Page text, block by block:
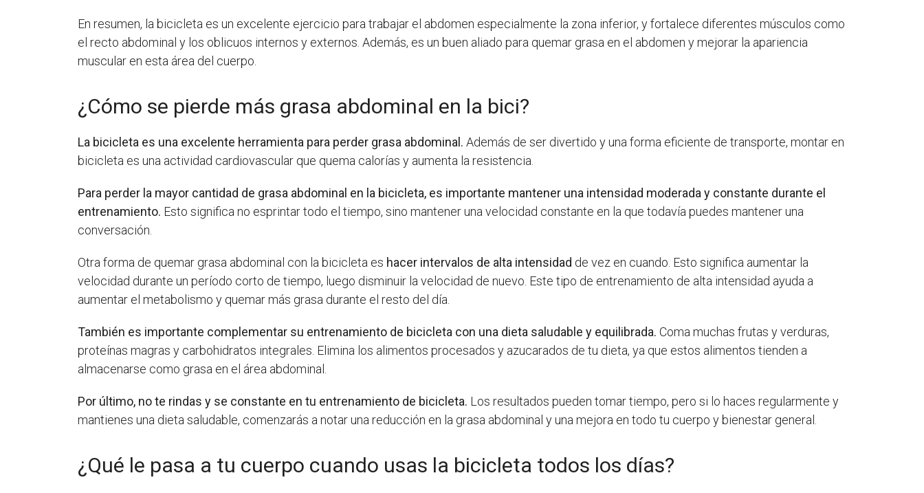
En resumen, la bicicleta es un excelente ejercicio para trabajar el abdomen especialmente la zona inferior, y fortalece diferentes músculos como
el recto abdominal y los oblicuos internos y externos. Además, es un buen aliado para quemar grasa en el abdomen y mejorar la apariencia
muscular en esta área del cuerpo.
¿Cómo se pierde más grasa abdominal en la bici?
La bicicleta es una excelente herramienta para perder grasa abdominal.Además de ser divertido y una forma eficiente de transporte, montar en
bicicleta es una actividad cardiovascular que quema calorías y aumenta la resistencia.
Para perder la mayor cantidad de grasa abdominal en la bicicleta, es importante mantener una intensidad moderada y constante durante el
entrenamiento. Esto significa no esprintar todo el tiempo, sino mantener una velocidad constante en la que todavía puedes mantener una
conversación.
Otra forma de quemar grasa abdominal con la bicicleta es hacer intervalos de alta intensidad de vez en cuando. Esto significa aumentar la
velocidad durante un período corto de tiempo, luego disminuir la velocidad de nuevo. Este tipo de entrenamiento de alta intensidad ayuda a
aumentar el metabolismo y quemar más grasa durante el resto del día.
También es importante complementar su entrenamiento de bicicleta con una dieta saludable y equilibrada.Coma muchas frutas y verduras,
proteínas magras y carbohidratos integrales. Elimina los alimentos procesados y azucarados de tu dieta, ya que estos alimentos tienden a
almacenarse como grasa en el área abdominal.
Por último, no te rindas y se constante en tu entrenamiento de bicicleta. Los resultados pueden tomar tiempo, pero si lo haces regularmente y
mantienes una dieta saludable, comenzarás a notar una reducción en la grasa abdominal y una mejora en todo tu cuerpo y bienestar general.
¿Qué le pasa a tu cuerpo cuando usas la bicicleta todos los días?